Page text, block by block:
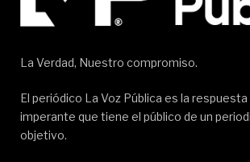
La Verdad, Nuestro compromiso.
El periódico La Voz Pública es la
imperante que tiene el público de un
objetivo.